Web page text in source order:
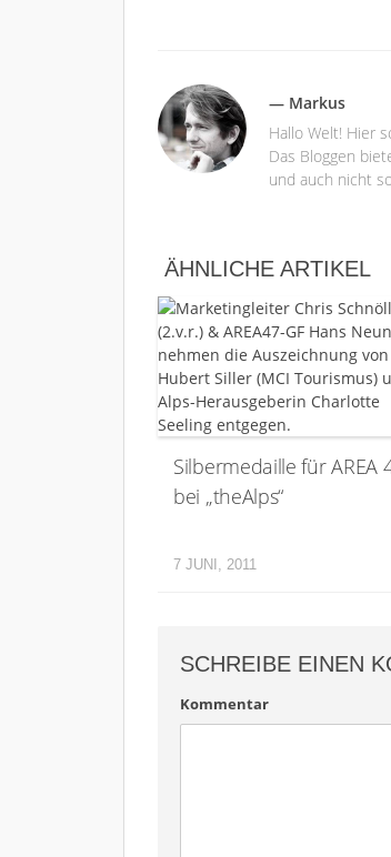
— Markus
Hallo Welt! Hier
Das Bloggen
und auch nicht
ÄHNLICHE ARTIKEL
Silbermedaille für AREA
bei „theAlps“
7 JUNI, 2011
SCHREIBE EINEN
Kommentar